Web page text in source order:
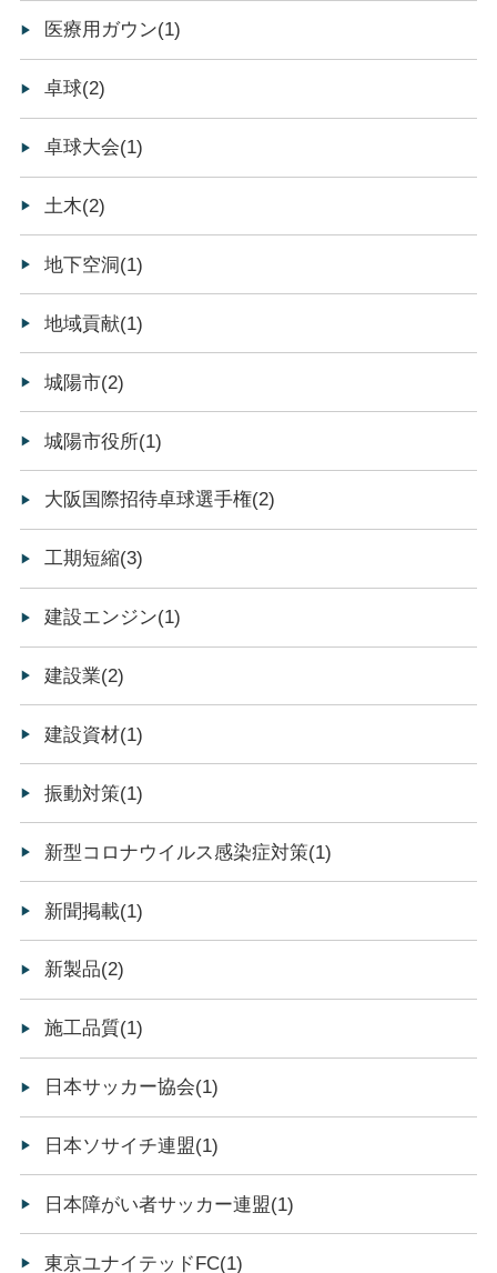
医療用ガウン(1)
卓球(2)
卓球大会(1)
土木(2)
地下空洞(1)
地域貢献(1)
城陽市(2)
城陽市役所(1)
大阪国際招待卓球選手権(2)
工期短縮(3)
建設エンジン(1)
建設業(2)
建設資材(1)
振動対策(1)
新型コロナウイルス感染症対策(1)
新聞掲載(1)
新製品(2)
施工品質(1)
日本サッカー協会(1)
日本ソサイチ連盟(1)
日本障がい者サッカー連盟(1)
東京ユナイテッドFC(1)